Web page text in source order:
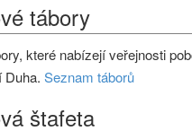
tábory
které nabízejí veřejnosti
Duha. Seznam táborů
štafeta